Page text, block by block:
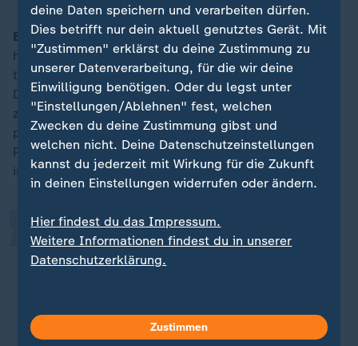
Badia:Bei all den Gesprächen, die ich in Washington
habe, ist nach wie vor ein ganz starkes
transatlantisches Verhältnis, ein transatlantisches
Denken und auch ein sehr positives Miteinander
zwischen Europa und Amerika spürbar. Selbst im
politischen Washington ist es völlig klar, dass es ohne
Partner, ohne Koalition nicht geht. Doch wer auch
immer Präsidentin oder Präsident der USA sein mag:
Europa muss für die Sicherheit
Europas einen wesentlich größeren
„
deine Daten speichern und verarbeiten dürfen.
Dies betrifft nur dein aktuell genutztes Gerät. Mit
"Zustimmen" erklärst du deine Zustimmung zu
unserer Datenverarbeitung, für die wir deine
Einwilligung benötigen. Oder du legst unter
"Einstellungen/Ablehnen" fest, welchen
Zwecken du deine Zustimmung gibst und
welchen nicht. Deine Datenschutzeinstellungen
kannst du jederzeit mit Wirkung für die Zukunft
in deinen Einstellungen widerrufen oder ändern.
Hier findest du das Impressum.
Weitere Informationen findest du in unserer
Datenschutzerklärung.
Zustimmen